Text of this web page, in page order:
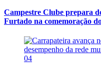
Campestre Clube prepara
Furtado na comemoração
04